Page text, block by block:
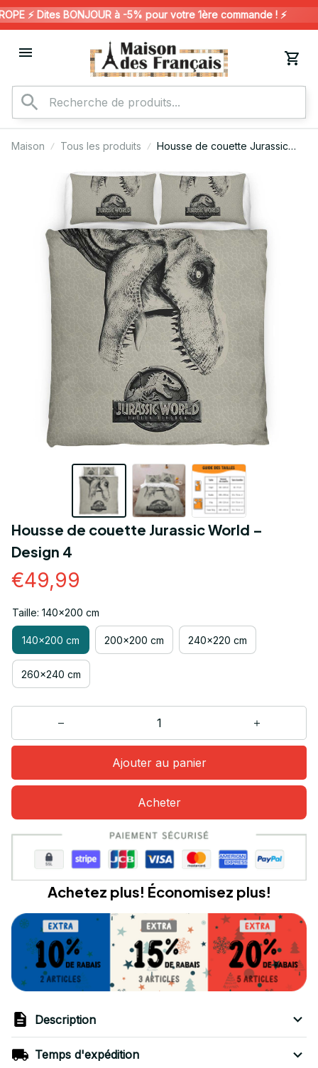
⚡️ Dites BONJOUR à -5% pour votre 1ère commande ! ⚡️
Maison Tous les produits
Housse de couette Jurassic
Housse de couette Jurassic World –
Design 4
€49,99
Taille: 140x200 cm
140x200 cm 200x200 cm 240x220 cm
260x240 cm
Ajouter au panier
Acheter
Achetez plus! Économisez plus!
Description
Temps d'expédition